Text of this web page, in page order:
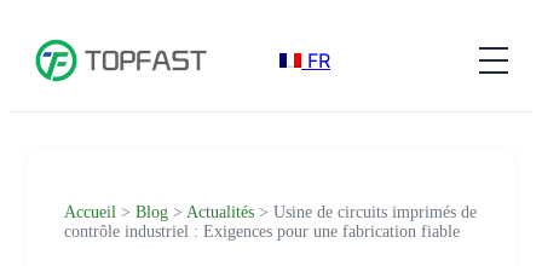
FR
Accueil > Blog > Actualités > Usine de circuits imprimés de
contrôle industriel : Exigences pour une fabrication fiable